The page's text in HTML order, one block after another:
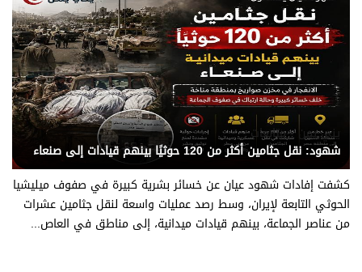
يني يمن - متابعات
شهود: نقل جثامين أكثر من 120 حوثيًا بينهم قيادات إلى صنعاء
كشفت إفادات شهود عيان عن خسائر بشرية كبيرة في صفوف ميليشيا
الحوثي التابعة لإيران، وسط رصد عمليات واسعة لنقل جثامين عشرات
من عناصر الجماعة، بينهم قيادات ميدانية، إلى مناطق في العاص...